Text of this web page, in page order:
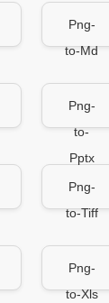
Png-
to-Md
Png-
to-
Pptx
Png-
to-Tiff
Png-
to-Xls